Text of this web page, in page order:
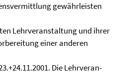
gewährleisten
Lehrveranstaltung und ihrer
einer anderen
Die Lehrver­an­